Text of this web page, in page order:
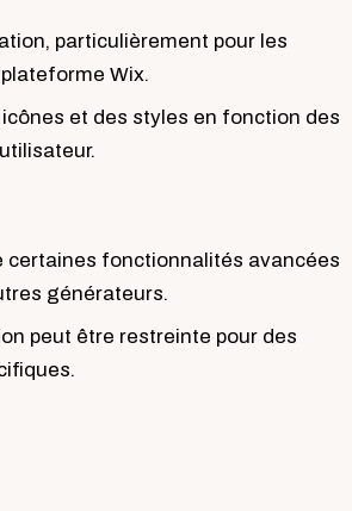
particulièrement pour les
Wix.
icônes et des styles en fonction des
certaines fonctionnalités avancées
générateurs.
peut être restreinte pour des